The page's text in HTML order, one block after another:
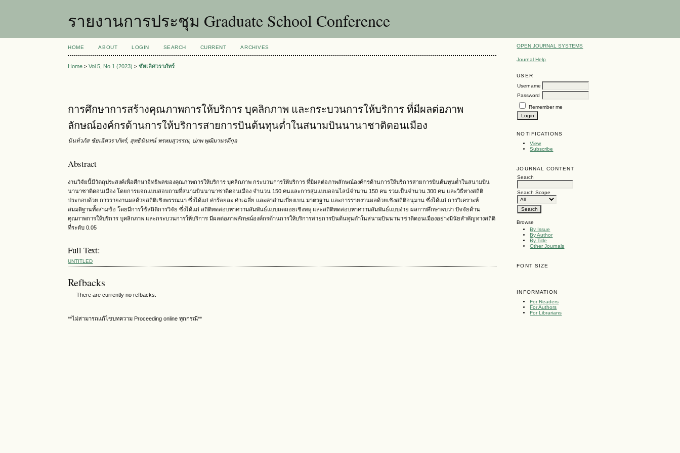
รายงานการประชุม Graduate School Conference
OPEN JOURNAL SYSTEMS
Journal Help
USER
Username
Password
Remember me
NOTIFICATIONS
View
Subscribe
JOURNAL CONTENT
Search
Search Scope
Browse
By Issue
By Author
By Title
Other Journals
FONT SIZE
INFORMATION
For Readers
For Authors
For Librarians
HOME ABOUT LOGIN SEARCH CURRENT ARCHIVES
Home >Vol 5, No 1 (2023) >ชัยเลิศวราภัทร์
การศึกษาการสร้างคุณภาพการให้บริการ บุคลิกภาพ และกระบวนการให้บริการ ที่มีผลต่อภาพ
ลักษณ์องค์กรด้านการให้บริการสายการบินต้นทุนต่ำในสนามบินนานาชาติดอนเมือง
นันท์วภัส ชัยเลิศวราภัทร์, สุทธินันทน์ พรหมสุวรรณ, ปภพ พุฒิมานรดีกุล
Abstract
งานวิจัยนี้มีวัตถุประสงค์เพื่อศึกษาอิทธิพลของคุณภาพการให้บริการ บุคลิกภาพ กระบวนการให้บริการ ที่มีผลต่อภาพลักษณ์องค์กรด้านการให้บริการสายการบินต้นทุนต่ำในสนามบิน
นานาชาติดอนเมือง โดยการแจกแบบสอบถามที่สนามบินนานาชาติดอนเมือง จำนวน 150 คนและการสุ่มแบบออนไลน์จำนวน 150 คน รวมเป็นจำนวน 300 คน และวิธีทางสถิติ
ประกอบด้วย การรายงานผลด้วยสถิติเชิงพรรณนา ซึ่งได้แก่ ค่าร้อยละ ค่าเฉลี่ย และค่าส่วนเบี่ยงเบน มาตรฐาน และการรายงานผลด้วยเชิงสถิติอนุมาน ซึ่งได้แก่ การวิเคราะห์
สมมติฐานทั้งสามข้อ โดยมีการใช้สถิติการวิจัย ซึ่งได้แก่ สถิติทดสอบหาความสัมพันธ์แบบถดถอยเชิงพหุ และสถิติทดสอบหาความสัมพันธ์แบบง่าย ผลการศึกษาพบว่า ปัจจัยด้าน
คุณภาพการให้บริการ บุคลิกภาพ และกระบวนการให้บริการ มีผลต่อภาพลักษณ์องค์กรด้านการให้บริการสายการบินต้นทุนต่ำในสนามบินนานาชาติดอนเมืองอย่างมีนัยสำคัญทางสถิติ
ที่ระดับ 0.05
Full Text:
UNTITLED
Refbacks
There are currently no refbacks.
**ไม่สามารถแก้ไขบทความ Proceeding online ทุกกรณี**